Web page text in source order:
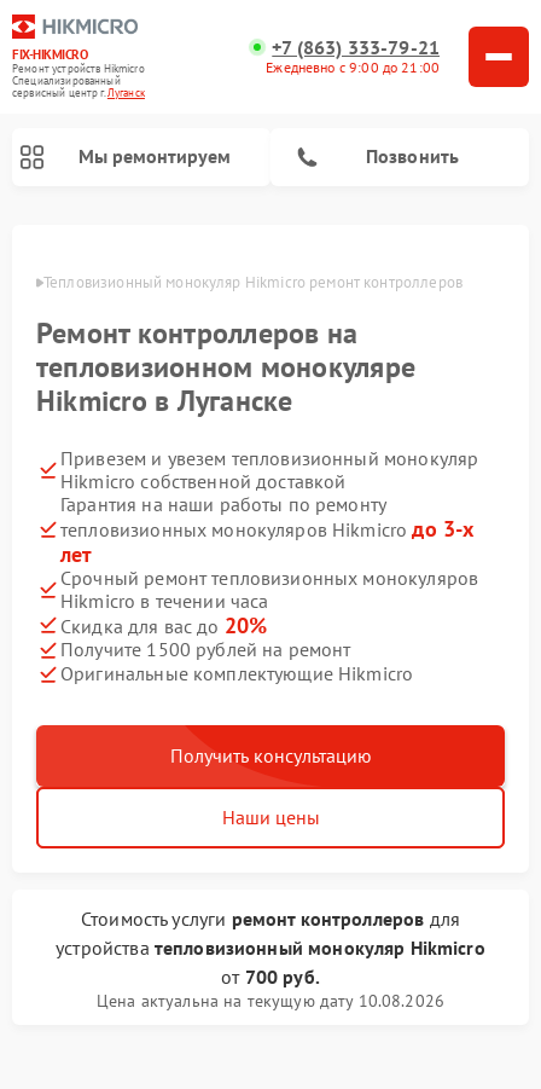
FIX-HIKMICRO
Ремонт устройств Hikmicro
Специализированный
cервисный центр г.Луганск
+7 (863) 333-79-21
Ежедневно с 9:00 до 21:00
Мы ремонтируем Позвонить
Тепловизионный монокуляр Hikmicro ремонт контроллеров
Ремонт контроллеров на
тепловизионном монокуляре
Hikmicro в Луганске
Привезем и увезем тепловизионный монокуляр
Hikmicro собственной доставкой
Гарантия на наши работы по ремонту
тепловизионных монокуляров Hikmicroдо 3-х
лет
Срочный ремонт тепловизионных монокуляров
Hikmicro в течении часа
Скидка для вас до 20%
Получите 1500 рублей на ремонт
Оригинальные комплектующие Hikmicro
Получить консультацию
Наши цены
Стоимость услуги ремонт контроллеров для
устройства тепловизионный монокуляр Hikmicro
от 700 руб.
Цена актуальна на текущую дату 10.08.2026